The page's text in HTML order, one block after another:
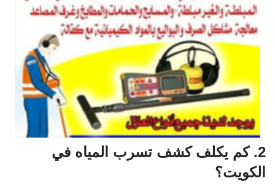
2. كم يكلف كشف تسرب المياه في
الكويت؟